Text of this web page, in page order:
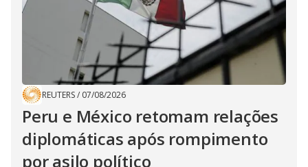
REUTERS/ 07/08/2026
Peru e México retomam relações
diplomáticas após rompimento
por asilo político